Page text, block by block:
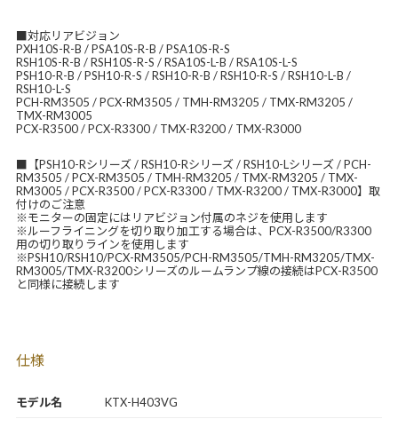
モデル名 KTX-H403VG
■対応リアビジョン
PXH10S-R-B / PSA10S-R-B / PSA10S-R-S
RSH10S-R-B / RSH10S-R-S / RSA10S-L-B / RSA10S-L-S
PSH10-R-B / PSH10-R-S / RSH10-R-B / RSH10-R-S / RSH10-L-B /
RSH10-L-S
PCH-RM3505 / PCX-RM3505 / TMH-RM3205 / TMX-RM3205 /
TMX-RM3005
PCX-R3500 / PCX-R3300 / TMX-R3200 / TMX-R3000
■【PSH10-Rシリーズ / RSH10-Rシリーズ / RSH10-Lシリーズ / PCH-
RM3505 / PCX-RM3505 / TMH-RM3205 / TMX-RM3205 / TMX-
RM3005 / PCX-R3500 / PCX-R3300 / TMX-R3200 / TMX-R3000】取
付けのご注意
※モニターの固定にはリアビジョン付属のネジを使用します
※ルーフライニングを切り取り加工する場合は、PCX-R3500/R3300
用の切り取りラインを使用します
※PSH10/RSH10/PCX-RM3505/PCH-RM3505/TMH-RM3205/TMX-
RM3005/TMX-R3200シリーズのルームランプ線の接続はPCX-R3500
と同様に接続します
仕様